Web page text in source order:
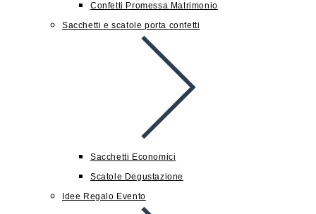
Confetti Promessa Matrimonio
Sacchetti e scatole porta confetti
Sacchetti Economici
Scatole Degustazione
Idee Regalo Evento